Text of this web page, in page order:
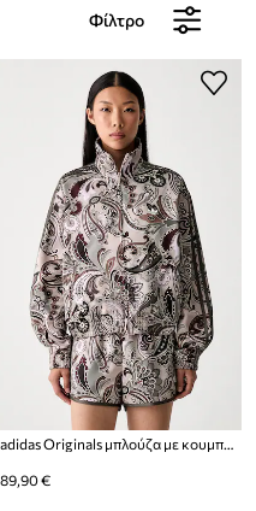
Φίλτρο
adidas Originals μπλούζα με κουμπιά Γυναικεία Liberty
89,90 €